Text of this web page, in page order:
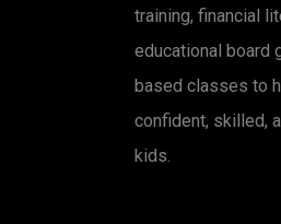
training, financial
educational board
based classes to
confident, skilled,
kids.